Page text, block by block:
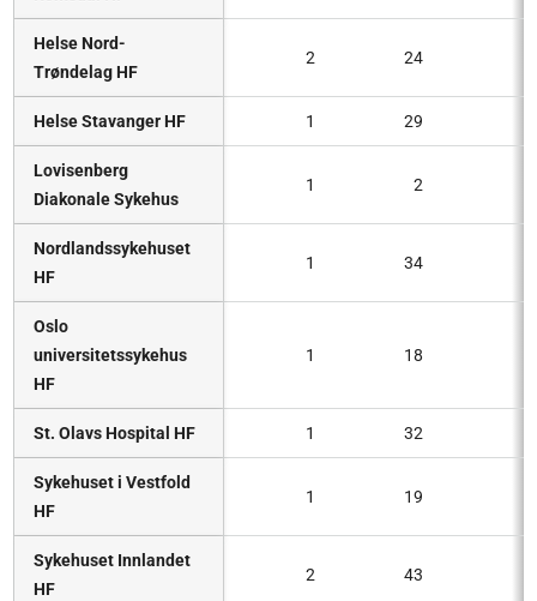
Helse Nord-
Trøndelag HF
2 24
Helse Stavanger HF 1 29
Lovisenberg
Diakonale Sykehus
1 2
Nordlandssykehuset
HF
1 34
Oslo
universitetssykehus
HF
1 18
St. Olavs Hospital HF 1 32
Sykehuset i Vestfold
HF
1 19
Sykehuset Innlandet
HF
2 43